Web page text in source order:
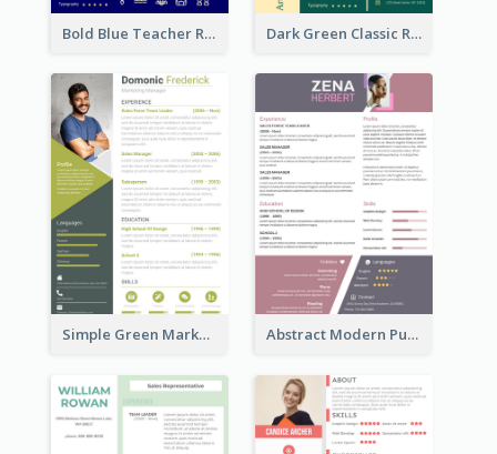
Bold Blue Teacher Resume Dark Green Classic Resume
Simple Green Marketer Resume Abstract Modern Purple Resume